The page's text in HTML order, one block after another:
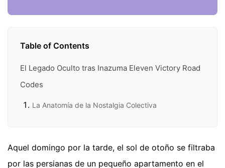
Table of Contents
El Legado Oculto tras Inazuma Eleven Victory Road
Codes
La Anatomía de la Nostalgia Colectiva
Aquel domingo por la tarde, el sol de otoño se filtraba
por las persianas de un pequeño apartamento en el